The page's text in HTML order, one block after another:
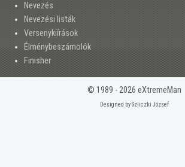
Nevezés
Nevezési listák
Versenykiírások
Élménybeszámolók
Finisher
© 1989 - 2026 eXtremeMan
Designed by Szliczki József